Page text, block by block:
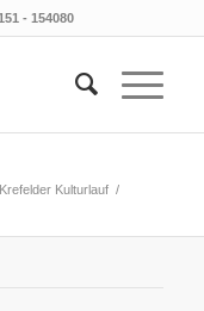
- 154080
Kulturlauf /